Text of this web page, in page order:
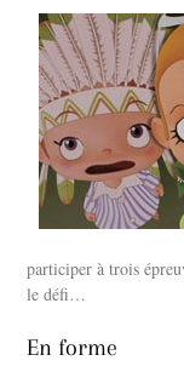
participer à trois
le défi…
En forme